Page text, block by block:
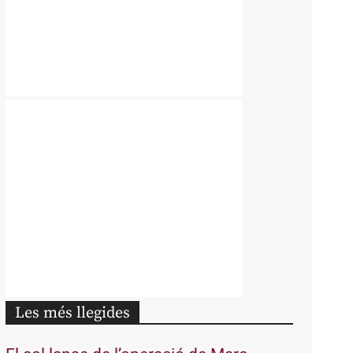
Les més llegides